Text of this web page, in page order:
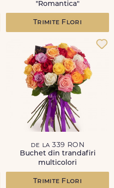
"Romantica"
Trimite Flori
de la 339 RON
Buchet din trandafiri
multicolori
Trimite Flori